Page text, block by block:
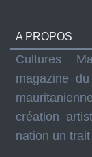
A PROPOS
Cultures
magazine
création
nation un